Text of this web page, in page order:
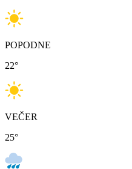
POPODNE
22°
VEČER
25°